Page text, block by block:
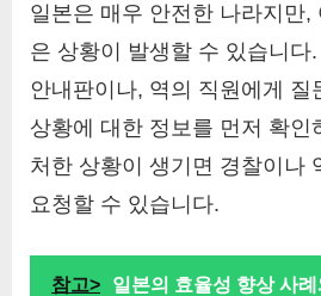
일본은 매우 안전한 나라지만,
은 상황이 발생할 수 있습니다
안내판이나, 역의 직원에게 질
상황에 대한 정보를 먼저 확인
처한 상황이 생기면 경찰이나
요청할 수 있습니다.
참고>
일본의 효율성 향상 사례